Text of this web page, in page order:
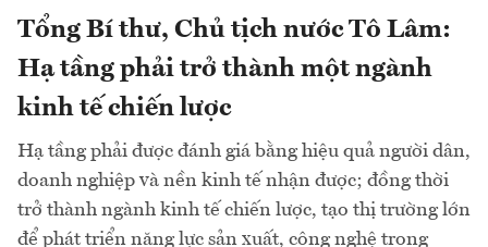
Tổng Bí thư, Chủ tịch nước Tô Lâm:
Hạ tầng phải trở thành một ngành
kinh tế chiến lược
Hạ tầng phải được đánh giá bằng hiệu quả người dân,
doanh nghiệp và nền kinh tế nhận được; đồng thời
trở thành ngành kinh tế chiến lược, tạo thị trường lớn
để phát triển năng lực sản xuất, công nghệ trong